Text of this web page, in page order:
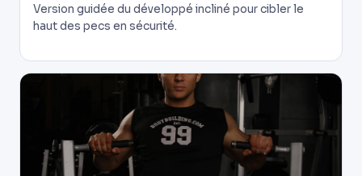
Version guidée du développé incliné pour cibler le
haut des pecs en sécurité.